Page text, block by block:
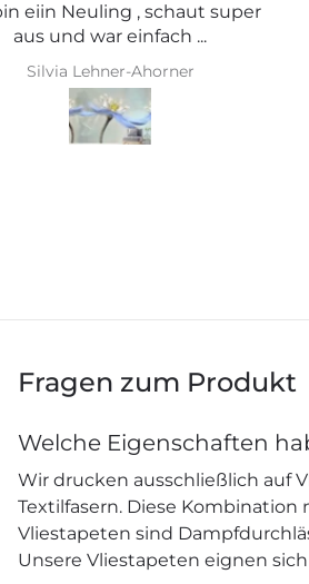
Iris Griese
Fragen zum Produkt
Welche Eigenschaften
Wir drucken ausschließlich auf
Textilfasern. Diese
Vliestapeten sind
Unsere Vliestapeten eignen